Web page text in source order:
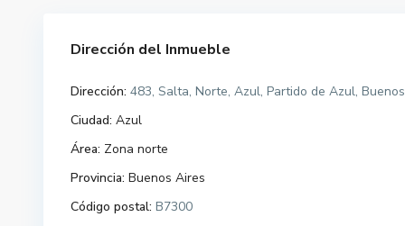
Dirección del Inmueble
Dirección: 483, Salta, Norte, Azul, Partido de Azul,
Ciudad: Azul
Área: Zona norte
Provincia: Buenos Aires
Código postal: B7300